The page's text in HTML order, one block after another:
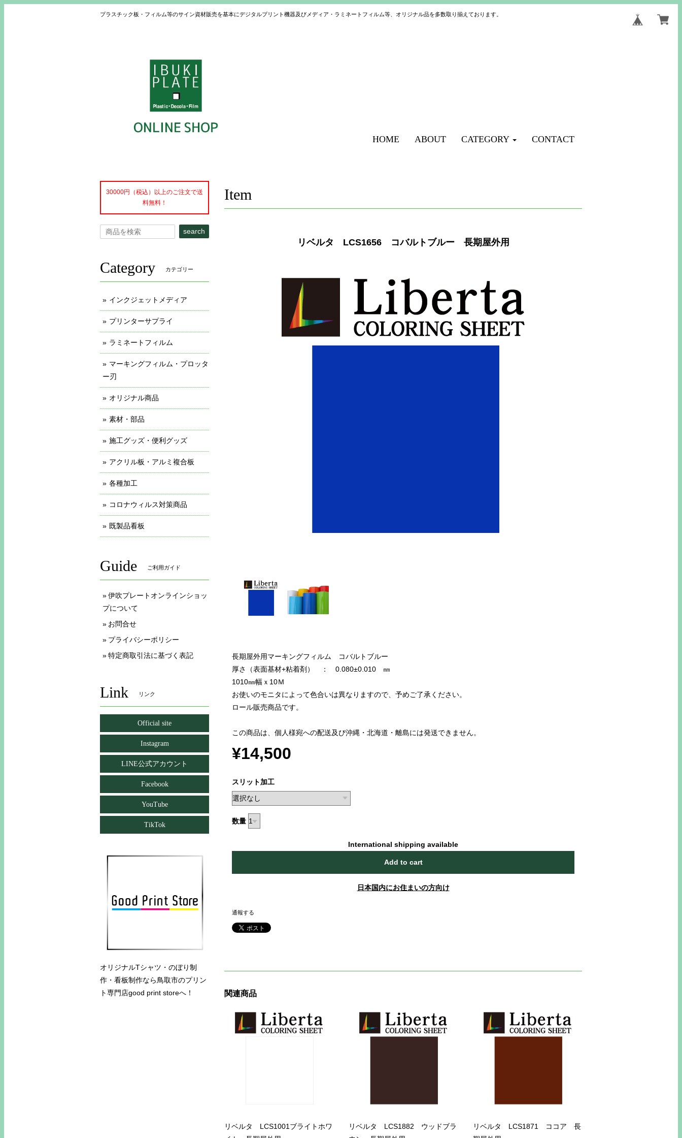
プラスチック板・フィルム等のサイン資材販売を基本にデジタルプリント機器及びメディア・ラミネートフィルム等、オリジナル品を多数取り揃えております。
HOME ABOUT CATEGORY CONTACT
Item
リベルタ LCS1656 コバルトブルー 長期屋外用
長期屋外用マーキングフィルム コバルトブルー
厚さ（表面基材+粘着剤） ： 0.080±0.010 ㎜
1010㎜幅ｘ10Ｍ
お使いのモニタによって色合いは異なりますので、予めご了承ください。
ロール販売商品です。
この商品は、個人様宛への配送及び沖縄・北海道・離島には発送できません。
¥14,500
スリット加工
数量
International shipping available
Add to cart
日本国内にお住まいの方向け
通報する
関連商品
リベルタ LCS1001ブライトホワ
リベルタ LCS1882 ウッドブラ
リベルタ LCS1871 ココア 長
30000円（税込）以上のご注文で送
料無料！
search
Category カテゴリー
インクジェットメディア
プリンターサプライ
ラミネートフィルム
マーキングフィルム・プロッタ
ー刃
オリジナル商品
素材・部品
施工グッズ・便利グッズ
アクリル板・アルミ複合板
各種加工
コロナウィルス対策商品
既製品看板
Guide ご利用ガイド
伊吹プレートオンラインショッ
プについて
お問合せ
プライバシーポリシー
特定商取引法に基づく表記
Link リンク
Official site
Instagram
LINE公式アカウント
Facebook
YouTube
TikTok
オリジナルTシャツ・のぼり制
作・看板制作なら鳥取市のプリン
ト専門店good print storeへ！